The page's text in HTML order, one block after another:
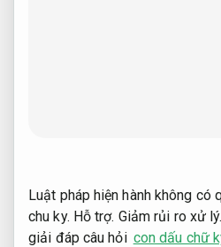
Luật pháp hiện hành không có
chu ky. Hỗ trợ. Giảm rủi ro xử lý.
giải đáp câu hỏi con dấu chữ